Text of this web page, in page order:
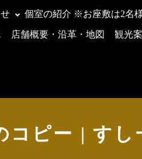
個室の紹介 ※お座敷は2名
店舗概要・沿革・地図 観光
コピー | すし